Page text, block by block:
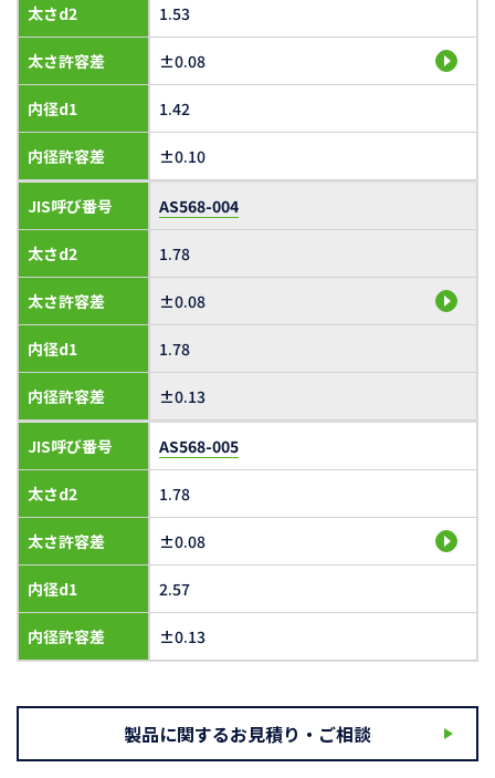
太さd2
太さ許容差
内径d1
内径許容差
1.53
±0.08
1.42
±0.10
JIS呼び番号
太さd2
太さ許容差
内径d1
内径許容差
AS568-004
1.78
±0.08
1.78
±0.13
JIS呼び番号
太さd2
太さ許容差
内径d1
内径許容差
AS568-005
1.78
±0.08
2.57
±0.13
製品に関するお見積り・ご相談